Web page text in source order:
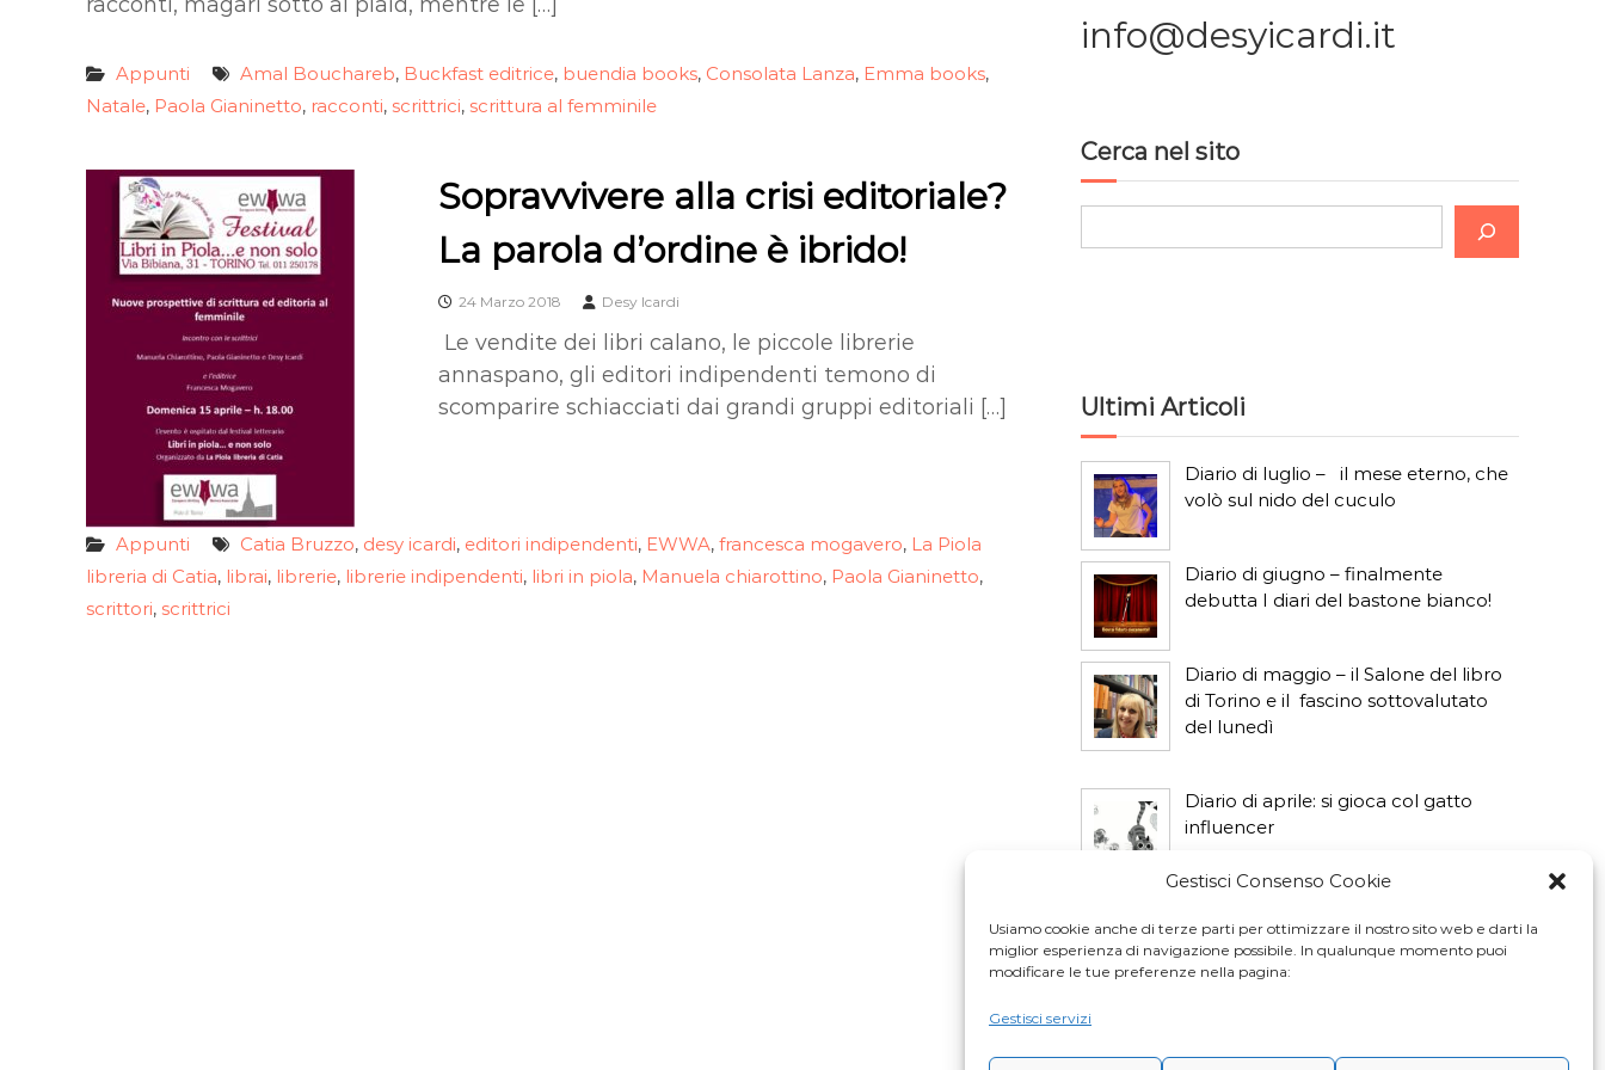
Gestisci Consenso Cookie
Usiamo cookie anche di terze parti per ottimizzare il nostro sito web e darti la
miglior esperienza di navigazione possibile. In qualunque momento puoi
modificare le tue preferenze nella pagina:
Gestisci servizi
Appunti Amal Bouchareb, Buckfast editrice, buendia books, Consolata Lanza, Emma books,
Natale, Paola Gianinetto, racconti, scrittrici, scrittura al femminile
Sopravvivere alla crisi editoriale?
La parola d’ordine è ibrido!
24 Marzo 2018 Desy Icardi
Le vendite dei libri calano, le piccole librerie
annaspano, gli editori indipendenti temono di
scomparire schiacciati dai grandi gruppi editoriali […]
Appunti Catia Bruzzo, desy icardi, editori indipendenti, EWWA, francesca mogavero, La Piola
libreria di Catia, librai, librerie, librerie indipendenti, libri in piola, Manuela chiarottino, Paola Gianinetto,
scrittori, scrittrici
info@desyicardi.it
Cerca nel sito
e
Ultimi Articoli
Diario di luglio – il mese eterno, che
volò sul nido del cuculo
Diario di giugno – finalmente
debutta I diari del bastone bianco!
Diario di maggio – il Salone del libro
di Torino e il fascino sottovalutato
del lunedì
Diario di aprile: si gioca col gatto
influencer
fidarti della vicina di casa